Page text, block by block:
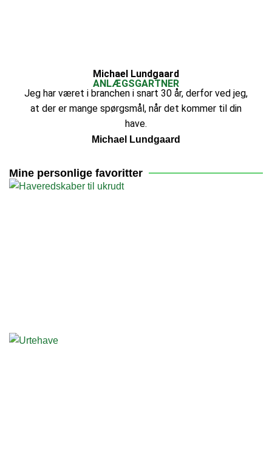
Michael Lundgaard
ANLÆGSGARTNER
Jeg har været i branchen i snart 30 år, derfor ved jeg,
at der er mange spørgsmål, når det kommer til din
have.
Michael Lundgaard
Mine personlige favoritter